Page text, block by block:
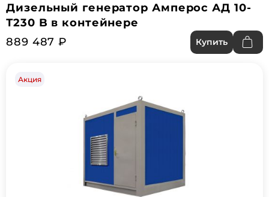
Дизельный генератор Амперос АД 10-
Т230 B в контейнере
889 487 ₽
Купить
Акция